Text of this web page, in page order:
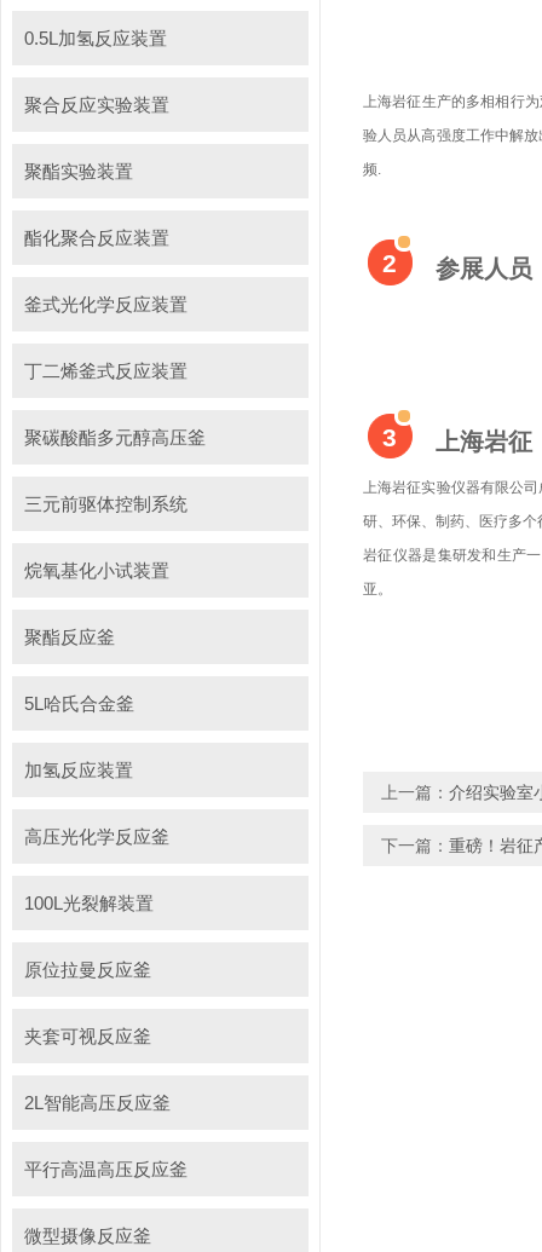
0.5L加氢反应装置
聚合反应实验装置
聚酯实验装置
酯化聚合反应装置
釜式光化学反应装置
丁二烯釜式反应装置
聚碳酸酯多元醇高压釜
三元前驱体控制系统
烷氧基化小试装置
聚酯反应釜
5L哈氏合金釜
加氢反应装置
高压光化学反应釜
100L光裂解装置
原位拉曼反应釜
夹套可视反应釜
2L智能高压反应釜
平行高温高压反应釜
微型摄像反应釜
上海岩征生产的多相相行
验人员从高强度工作中解
频.
2 参展人员
3 上海岩征
上海岩征实验仪器有限公
研、环保、制药、医疗多
岩征仪器是集研发和生产
亚。
上一篇： 介绍实验室
下一篇： 重磅！岩征